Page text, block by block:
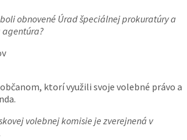
obnovené Úrad špeciálnej prokuratúry a
ktorí využili svoje volebné právo a
volebnej komisie je zverejnená v